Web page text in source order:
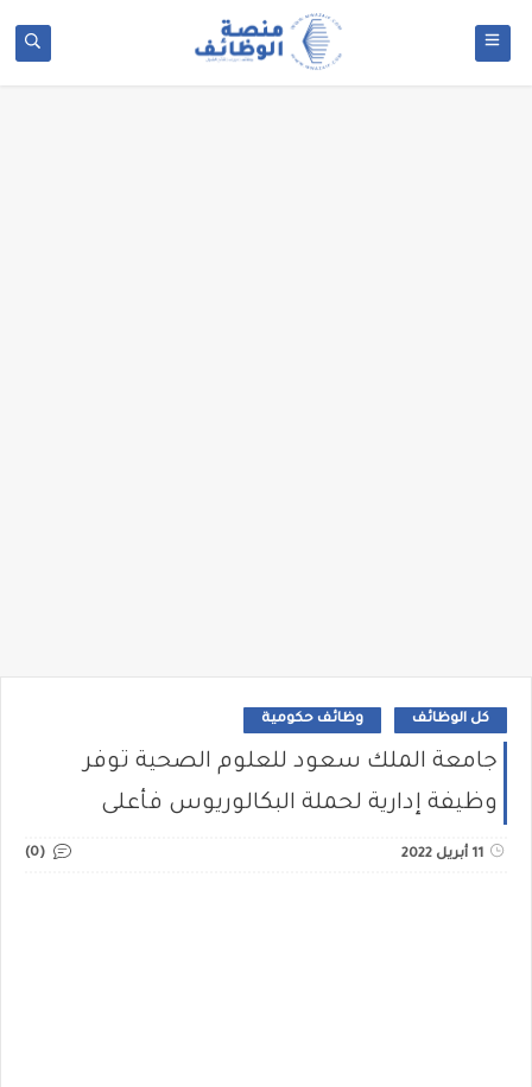
كل الوظائف وظائف حكومية
جامعة الملك سعود للعلوم الصحية توفر
وظيفة إدارية لحملة البكالوريوس فأعلى
11 أبريل 2022 (0)